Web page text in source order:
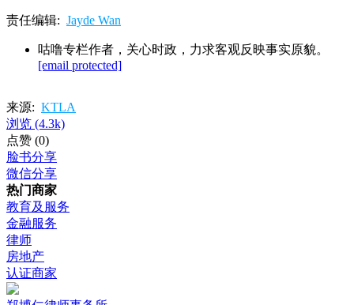
责任编辑: Jayde Wan
咕噜专栏作者，关心时政，力求客观反映事实原貌。
[email protected]
来源: KTLA
浏览 (4.3k)
点赞 (0)
脸书分享
微信分享
热门商家
教育及服务
金融服务
律师
房地产
认证商家